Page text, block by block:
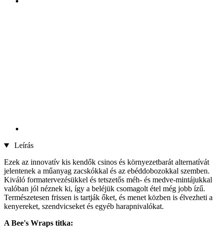
Leírás
Ezek az innovatív kis kendők csinos és környezetbarát alternatívát
jelentenek a műanyag zacskókkal és az ebéddobozokkal szemben.
Kiváló formatervezésükkel és tetszetős méh- és medve-mintájukkal
valóban jól néznek ki, így a beléjük csomagolt étel még jobb ízű.
Természetesen frissen is tartják őket, és menet közben is élvezheti a
kenyereket, szendvicseket és egyéb harapnivalókat.
A Bee's Wraps titka: